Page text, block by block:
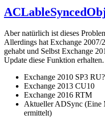
Aber natürlich ist dieses
Allerdings hat Exchange
gehabt und Selbst Exchange
Update diese Funktion erhalten.
Exchange 2010 SP3 RU?
Exchange 2013 CU10
Exchange 2016 RTM
Aktueller ADSync (Eine
ermittelt)